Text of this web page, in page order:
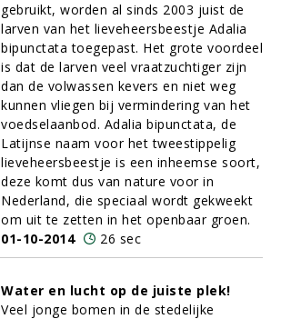
gebruikt, worden al sinds 2003 juist de
larven van het lieveheersbeestje Adalia
bipunctata toegepast. Het grote voordeel
is dat de larven veel vraatzuchtiger zijn
dan de volwassen kevers en niet weg
kunnen vliegen bij vermindering van het
voedselaanbod. Adalia bipunctata, de
Latijnse naam voor het tweestippelig
lieveheersbeestje is een inheemse soort,
deze komt dus van nature voor in
Nederland, die speciaal wordt gekweekt
om uit te zetten in het openbaar groen.
01-10-2014
26 sec
Water en lucht op de juiste plek!
Veel jonge bomen in de stedelijke